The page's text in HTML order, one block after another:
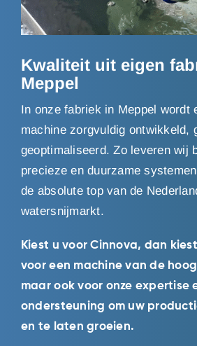
Kwaliteit uit eigen
Meppel
In onze fabriek in Meppel wordt
machine zorgvuldig ontwikkeld,
geoptimaliseerd. Zo leveren wij
precieze en duurzame
de absolute top van de
watersnijmarkt.
Kiest u voor Cinnova, dan
voor een machine van de
maar ook voor onze expertise
ondersteuning om uw
en te laten groeien.